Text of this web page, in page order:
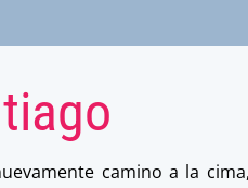
camino a la